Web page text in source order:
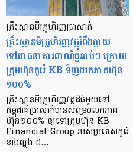
គ្រឹះស្ថានមីក្រូហិរញ្ញប្រាសាក់
គ្រឹះស្ថានមីក្រូហិរញ្ញវត្ថុរំពឹងក្លាយ
ទៅជាធនាគារពាណិជ្ជឆាប់ៗ ក្រោយ
ក្រុមហ៊ុនកូរ៉េ KB ទិញយកភាគហ៊ុន
១០០%
គ្រឹះស្ថានមីក្រូហិរញ្ញវត្ថុដ៏ធំមួយនៅ
កម្ពុជាគឺប្រាសាក់បានសម្រេចលក់ភាគ
ហ៊ុន១០០% ឲ្យទៅក្រុមហ៊ុន KB
Financial Group របស់ប្រទេសកូរ៉េ
ខាងត្បូង ដ…